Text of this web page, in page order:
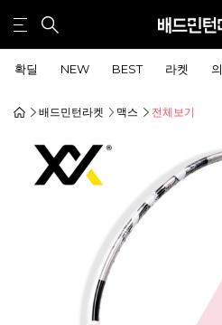
확딜 NEW BEST 라켓
배드민턴라켓 맥스 전체보기